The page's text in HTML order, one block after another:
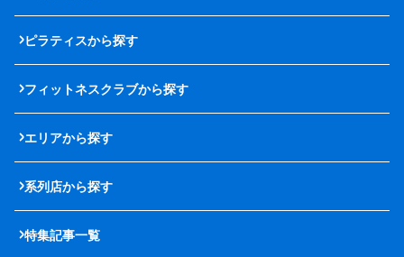
ピラティスから探す
フィットネスクラブから探す
エリアから探す
系列店から探す
特集記事一覧